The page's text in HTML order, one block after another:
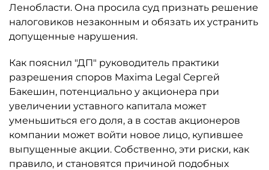
Ленобласти. Она просила суд признать решение
налоговиков незаконным и обязать их устранить
допущенные нарушения.
Как пояснил "ДП" руководитель практики
разрешения споров Maxima Legal Сергей
Бакешин, потенциально у акционера при
увеличении уставного капитала может
уменьшиться его доля, а в состав акционеров
компании может войти новое лицо, купившее
выпущенные акции. Собственно, эти риски, как
правило, и становятся причиной подобных